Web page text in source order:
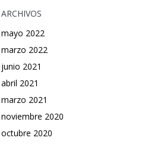
ARCHIVOS
mayo 2022
marzo 2022
junio 2021
abril 2021
marzo 2021
noviembre 2020
octubre 2020